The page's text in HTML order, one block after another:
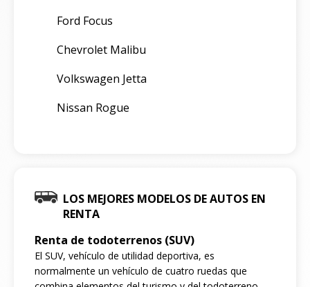
Ford Focus
Chevrolet Malibu
Volkswagen Jetta
Nissan Rogue
LOS MEJORES MODELOS DE AUTOS EN
RENTA
Renta de todoterrenos (SUV)
El SUV, vehículo de utilidad deportiva, es
normalmente un vehículo de cuatro ruedas que